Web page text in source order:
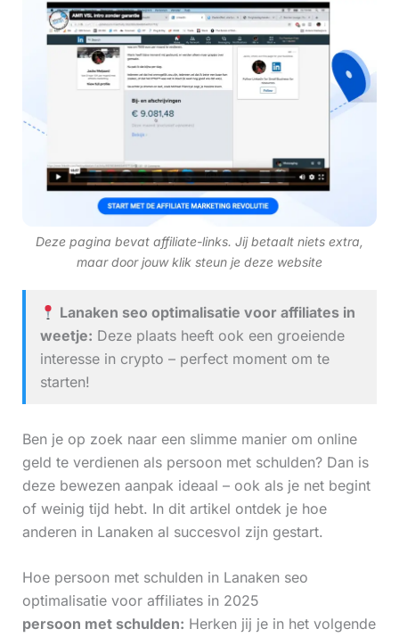
Deze pagina bevat affiliate-links. Jij betaalt niets extra,
maar door jouw klik steun je deze website
Lanaken seo optimalisatie voor affiliates in
weetje: Deze plaats heeft ook een groeiende
interesse in crypto – perfect moment om te
starten!
Ben je op zoek naar een slimme manier om online
geld te verdienen als persoon met schulden? Dan is
deze bewezen aanpak ideaal – ook als je net begint
of weinig tijd hebt. In dit artikel ontdek je hoe
anderen in Lanaken al succesvol zijn gestart.
Hoe persoon met schulden in Lanaken seo
optimalisatie voor affiliates in 2025
persoon met schulden: Herken jij je in het volgende